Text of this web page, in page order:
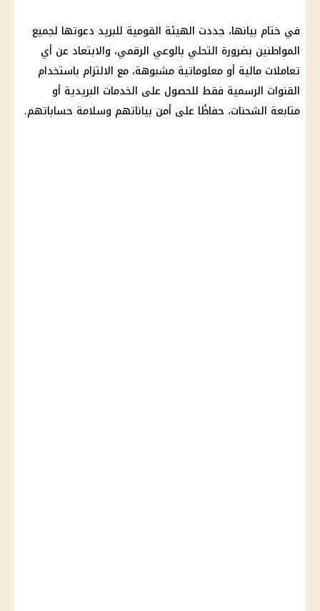
في ختام بيانها، جددت الهيئة القومية للبريد دعوتها لجميع
المواطنين بضرورة التحلي بالوعي الرقمي، والابتعاد عن أي
تعاملات مالية أو معلوماتية مشبوهة، مع الالتزام باستخدام
القنوات الرسمية فقط للحصول على الخدمات البريدية أو
متابعة الشحنات، حفاظًا على أمن بياناتهم وسلامة حساباتهم.